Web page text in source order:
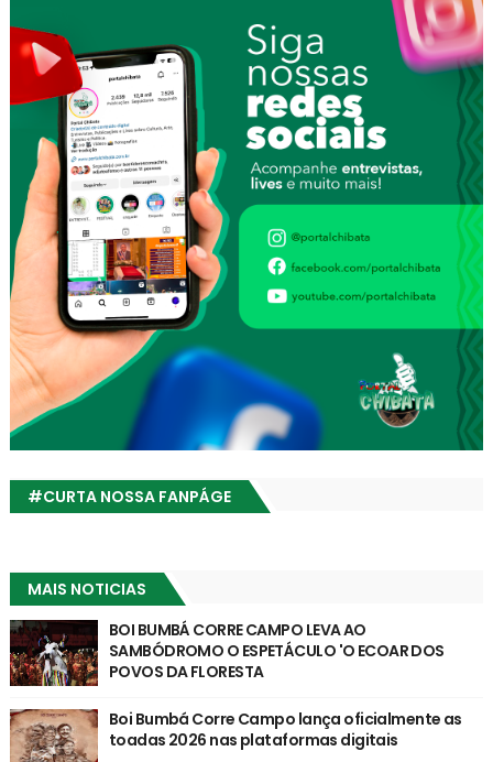
#CURTA NOSSA FANPÁGE
MAIS NOTICIAS
BOI BUMBÁ CORRE CAMPO LEVA AO
SAMBÓDROMO O ESPETÁCULO 'O ECOAR DOS
POVOS DA FLORESTA
Boi Bumbá Corre Campo lança oficialmente as
toadas 2026 nas plataformas digitais